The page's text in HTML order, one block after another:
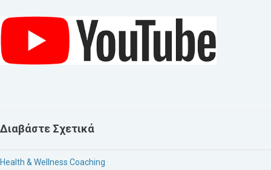
Διαβάστε Σχετικά
Health & Wellness Coaching